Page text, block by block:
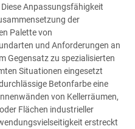
Anpassungsfähigkeit
der
Palette von
und Anforderungen an
Gegensatz zu spezialisierten
Situationen eingesetzt
Betonfarbe eine
von Kellerräumen,
Flächen industrieller
erstreckt